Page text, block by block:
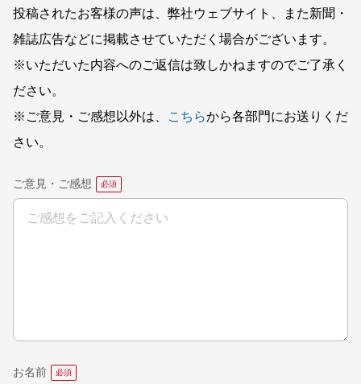
投稿されたお客様の声は、弊社ウェブサイト、また新聞・
雑誌広告などに掲載させていただく場合がございます。
※いただいた内容へのご返信は致しかねますのでご了承く
ださい。
※ご意見・ご感想以外は、
こちらから各部門にお送りくだ
さい。
ご意見・ご感想
お名前